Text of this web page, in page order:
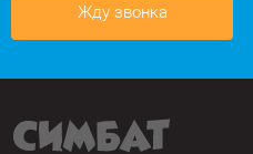
Жду звонка